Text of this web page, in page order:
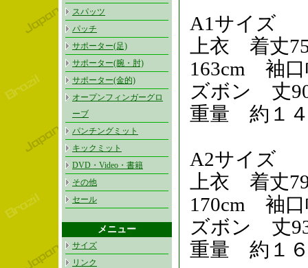
スパッツ
パッチ
サポーター(足)
サポーター(腕・肘)
サポーター(金的)
オープンフィンガーグロ
ーブ
パンチングミット
キックミット
DVD・Video・書籍
その他
セール
メニュー
サイズ
リンク
A1サイズ
上衣 着丈
163cm 袖口
ズボン 丈
重量 約１
A2サイズ
上衣 着丈
170cm 袖口
ズボン 丈
重量 約１